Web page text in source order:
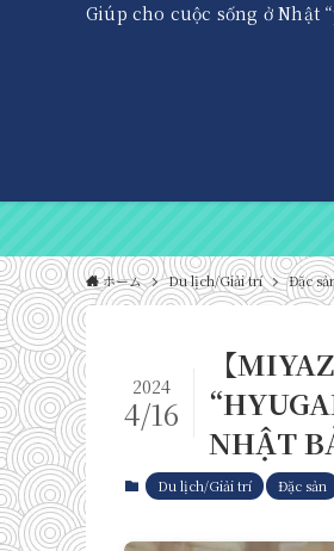
Giúp cho cuộc sống ở Nhật
ホーム Du lịch/Giải trí Đặc
【
NHẬT
2024
4/16
Du lịch/Giải trí Đặc sản